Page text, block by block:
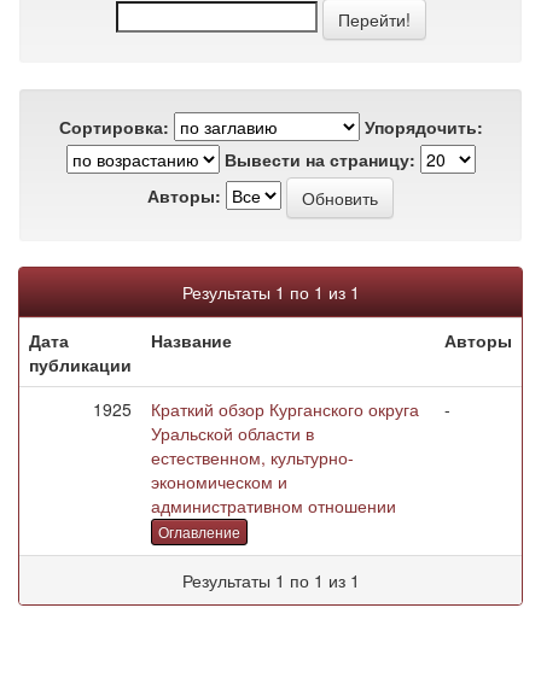
Сортировка:
Упорядочить:
Вывести на страницу:
Авторы:
Результаты 1 по 1 из 1
Дата
публикации
Название Авторы
1925
Краткий обзор Курганского округа
Уральской области в
естественном, культурно-
экономическом и
административном отношении
Оглавление
-
Результаты 1 по 1 из 1